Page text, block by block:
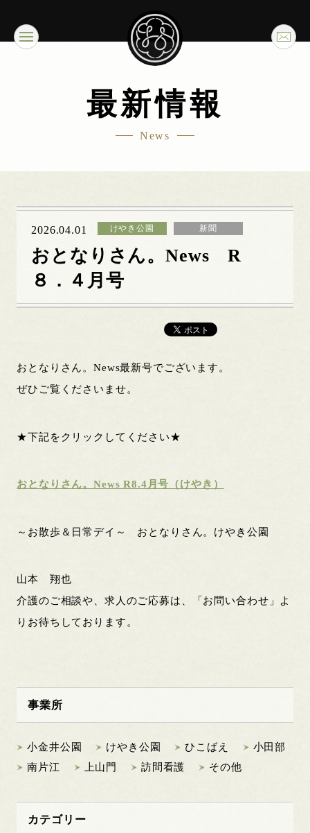
最新情報
News
2026.04.01 けやき公園 新聞
おとなりさん。News R
８．４月号
おとなりさん。News最新号でございます。
ぜひご覧くださいませ。
★下記をクリックしてください★
おとなりさん。News R8.4月号（けやき）
～お散歩＆日常デイ～ おとなりさん。けやき公園
山本 翔也
介護のご相談や、求人のご応募は、「お問い合わせ」よ
りお待ちしております。
事業所
小金井公園 けやき公園 ひこばえ
小田部
南片江
上山門 訪問看護 その他
カテゴリー